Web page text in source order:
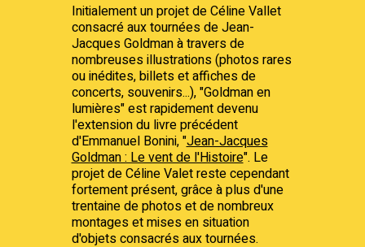
Initialement un projet de Céline Vallet
consacré aux tournées de Jean-
Jacques Goldman à travers de
nombreuses illustrations (photos rares
ou inédites, billets et affiches de
concerts, souvenirs...), "Goldman en
lumières" est rapidement devenu
l'extension du livre précédent
d'Emmanuel Bonini, "Jean-Jacques
Goldman : Le vent de l'Histoire". Le
projet de Céline Valet reste cependant
fortement présent, grâce à plus d'une
trentaine de photos et de nombreux
montages et mises en situation
d'objets consacrés aux tournées.